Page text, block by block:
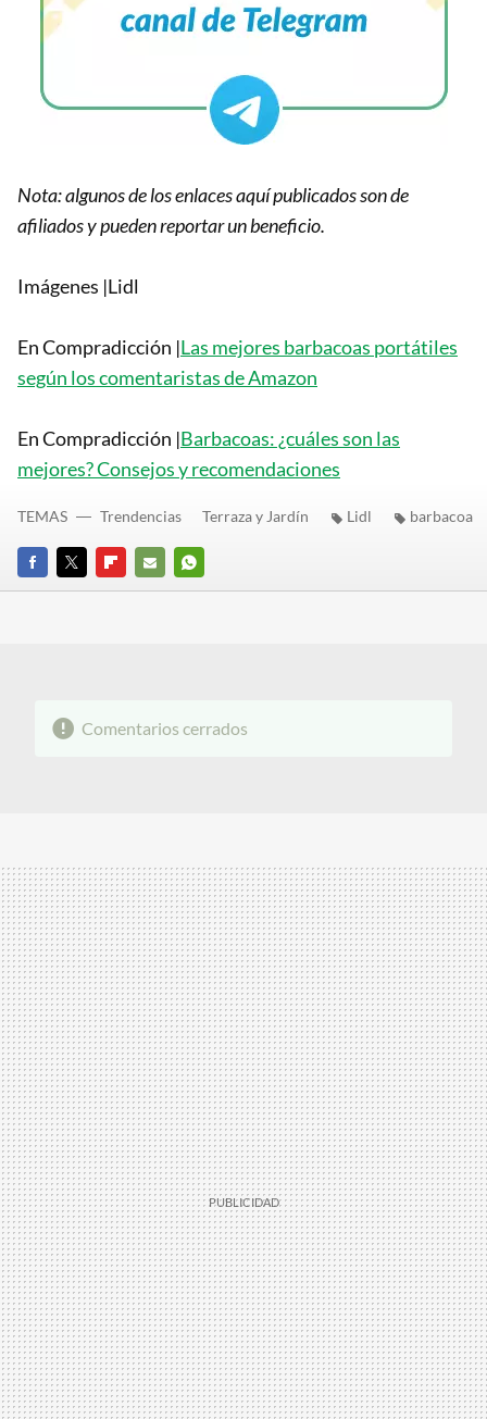
Nota: algunos de los enlaces aquí publicados son de
afiliados y pueden reportar un beneficio.
Imágenes |Lidl
En Compradicción |Las mejores barbacoas portátiles
según los comentaristas de Amazon
En Compradicción |Barbacoas: ¿cuáles son las
mejores? Consejos y recomendaciones
FACEBOOK
TWITTERFLIPBOARD
E-
WHATSAPP
TEMAS Trendencias Terraza y Jardín Lidl barbacoa
Comentarios cerrados